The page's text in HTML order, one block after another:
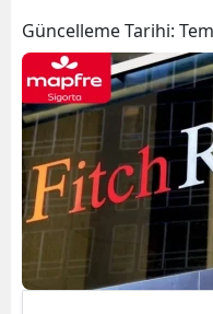
Güncelleme Tarihi: